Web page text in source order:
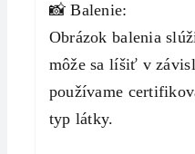
📸 Balenie:
Obrázok balenia
môže sa líšiť v
používame
typ látky.